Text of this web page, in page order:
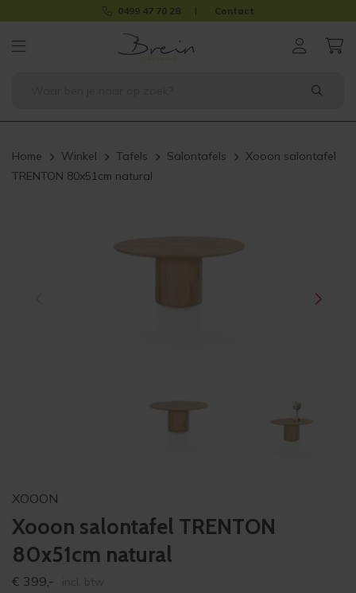
0499 47 70 28 Contact
Home Winkel Tafels Salontafels
Xooon salontafel
TRENTON 80x51cm natural
XOOON
Xooon salontafel TRENTON
80x51cm natural
€ 399,-